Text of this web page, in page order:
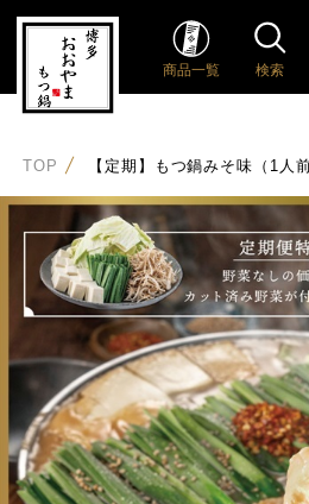
商品一覧 検索
TOP 【定期】もつ鍋みそ味（1人